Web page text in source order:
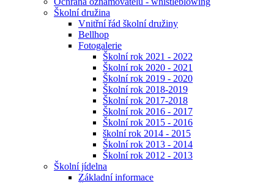
Školní družina
Vnitřní řád školní družiny
Bellhop
Fotogalerie
Školní rok 2021 - 2022
Školní rok 2020 - 2021
Školní rok 2019 - 2020
Školní rok 2018-2019
Školní rok 2017-2018
Školní rok 2016 - 2017
Školní rok 2015 - 2016
školní rok 2014 - 2015
Školní rok 2013 - 2014
Školní rok 2012 - 2013
Školní jídelna
Základní informace